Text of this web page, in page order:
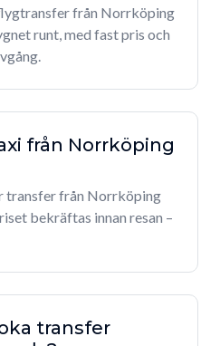
från Norrköping
runt, med fast pris och
från Norrköping
transfer från Norrköping
bekräftas innan resan –
transfer